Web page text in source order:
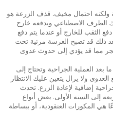
ولكنه احتمال مخيف. قذف الزرعة هو
الطرف الاصطناعي ويدفعه خارج
الثقب للخارج أو عندما يتم دفع
ذلك قد تصبح الغرسة مرئية تحت
مما قد يؤدي إلى حدوث عدوى
العملية الجراحية وتحتاج إلى
ولا يزال يتعين عليك الانتظار
إضافية لإعادة الزرع. تحدث
إلى الستة الأولى. بعض أنواع
هي المكورات العنقودية، أو ببساطة